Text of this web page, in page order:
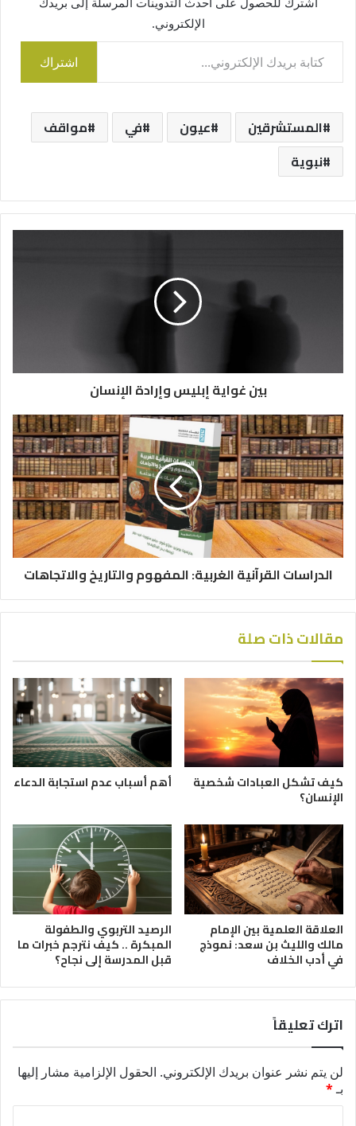
الإلكتروني.
كتابة بريدك الإلكتروني...
اشتراك
المستشرقين عيون في
مواقف
نبوية
بين غواية إبليس وإرادة الإنسان
الدراسات القرآنية الغربية: المفهوم والتاريخ والاتجاهات
مقالات ذات صلة
كيف تشكل العبادات شخصية
الإنسان؟
أهم أسباب عدم استجابة الدعاء
العلاقة العلمية بين الإمام
مالك والليث بن سعد: نموذج
في أدب الخلاف
الرصيد التربوي والطفولة
المبكرة .. كيف نترجم خبرات ما
قبل المدرسة إلى نجاح؟
اترك تعليقاً
لن يتم نشر عنوان بريدك الإلكتروني. الحقول الإلزامية مشار إليها
بـ*